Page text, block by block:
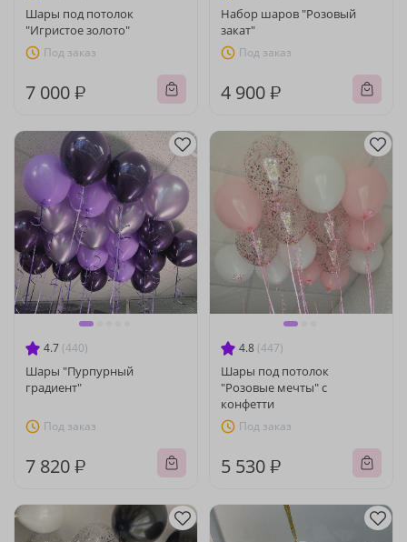
Шары под потолок
"Игристое золото"
Под заказ
7 000 ₽
Набор шаров "Розовый
закат"
Под заказ
4 900 ₽
4.7 (440)
Шары "Пурпурный
градиент"
Под заказ
7 820 ₽
4.8 (447)
Шары под потолок
"Розовые мечты" с
конфетти
Под заказ
5 530 ₽